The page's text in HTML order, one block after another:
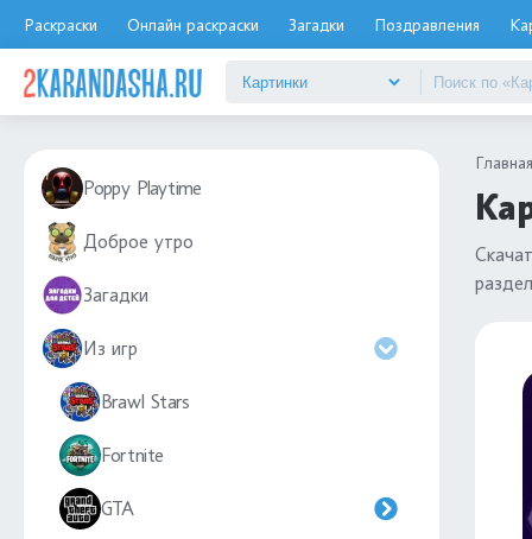
Раскраски Онлайн раскраски Загадки Поздравления
Poppy Playtime
Доброе утро
Загадки
Из игр
Brawl Stars
Fortnite
GTA
Главная